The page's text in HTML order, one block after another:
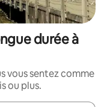
durée à
vous sentez comme
ou plus.